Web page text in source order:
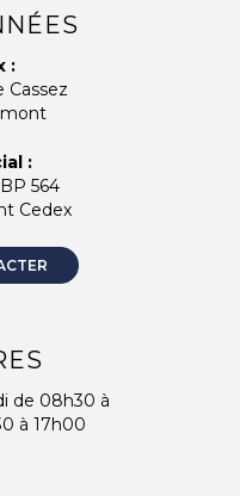
:
Cassez
:
564
Cedex
de 08h30 à
à 17h00